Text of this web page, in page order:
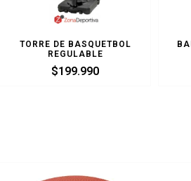
TORRE DE BASQUETBOL
REGULABLE
$199.990